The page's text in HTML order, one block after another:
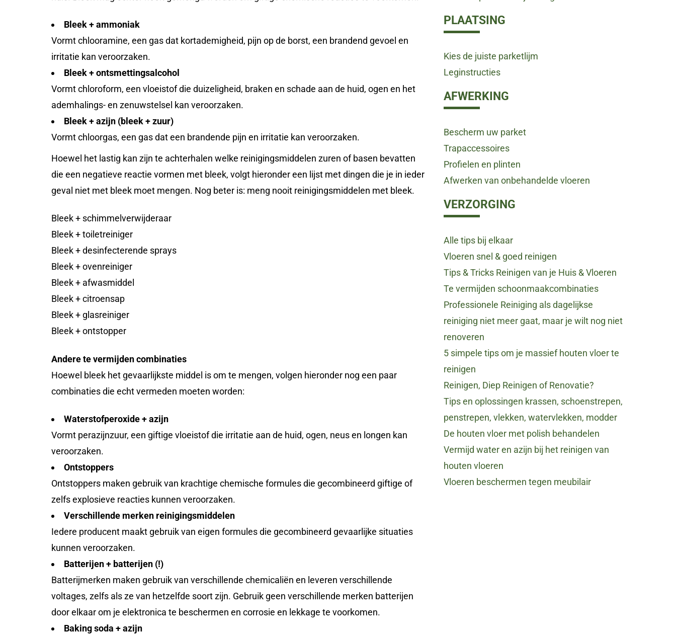
Bleek + ammoniak
Vormt chlooramine, een gas dat kortademigheid, pijn op de borst, een brandend gevoel en
irritatie kan veroorzaken.
Bleek + ontsmettingsalcohol
Vormt chloroform, een vloeistof die duizeligheid, braken en schade aan de huid, ogen en het
ademhalings- en zenuwstelsel kan veroorzaken.
Bleek + azijn (bleek + zuur)
Vormt chloorgas, een gas dat een brandende pijn en irritatie kan veroorzaken.
Hoewel het lastig kan zijn te achterhalen welke reinigingsmiddelen zuren of basen bevatten
die een negatieve reactie vormen met bleek, volgt hieronder een lijst met dingen die je in ieder
geval niet met bleek moet mengen. Nog beter is: meng nooit reinigingsmiddelen met bleek.
Bleek + schimmelverwijderaar
Bleek + toiletreiniger
Bleek + desinfecterende sprays
Bleek + ovenreiniger
Bleek + afwasmiddel
Bleek + citroensap
Bleek + glasreiniger
Bleek + ontstopper
Andere te vermijden combinaties
Hoewel bleek het gevaarlijkste middel is om te mengen, volgen hieronder nog een paar
combinaties die echt vermeden moeten worden:
Waterstofperoxide + azijn
Vormt perazijnzuur, een giftige vloeistof die irritatie aan de huid, ogen, neus en longen kan
veroorzaken.
Ontstoppers
Ontstoppers maken gebruik van krachtige chemische formules die gecombineerd giftige of
zelfs explosieve reacties kunnen veroorzaken.
Verschillende merken reinigingsmiddelen
Iedere producent maakt gebruik van eigen formules die gecombineerd gevaarlijke situaties
kunnen veroorzaken.
Batterijen + batterijen (!)
Batterijmerken maken gebruik van verschillende chemicaliën en leveren verschillende
voltages, zelfs als ze van hetzelfde soort zijn. Gebruik geen verschillende merken batterijen
door elkaar om je elektronica te beschermen en corrosie en lekkage te voorkomen.
Baking soda + azijn
PLAATSING
Kies de juiste parketlijm
Leginstructies
AFWERKING
Bescherm uw parket
Trapaccessoires
Profielen en plinten
Afwerken van onbehandelde vloeren
VERZORGING
Alle tips bij elkaar
Vloeren snel & goed reinigen
Tips & Tricks Reinigen van je Huis & Vloeren
Te vermijden schoonmaakcombinaties
Professionele Reiniging als dagelijkse
reiniging niet meer gaat, maar je wilt nog niet
renoveren
5 simpele tips om je massief houten vloer te
reinigen
Reinigen, Diep Reinigen of Renovatie?
Tips en oplossingen krassen, schoenstrepen,
penstrepen, vlekken, watervlekken, modder
De houten vloer met polish behandelen
Vermijd water en azijn bij het reinigen van
houten vloeren
Vloeren beschermen tegen meubilair